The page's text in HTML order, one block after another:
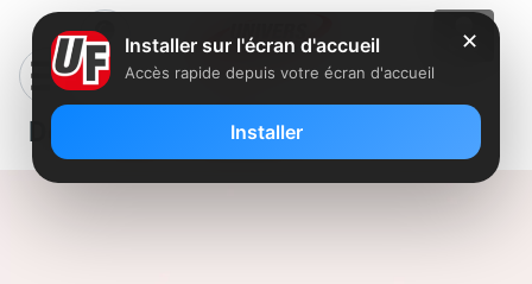
De la Halle Freyssinet à STATION F
✕
Installer sur l'écran d'accueil
Accès rapide depuis votre écran d'accueil
Installer